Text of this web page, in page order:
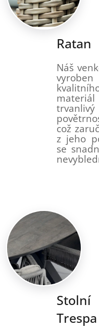
Ratan
Náš
což
z jeho
se
Trespa